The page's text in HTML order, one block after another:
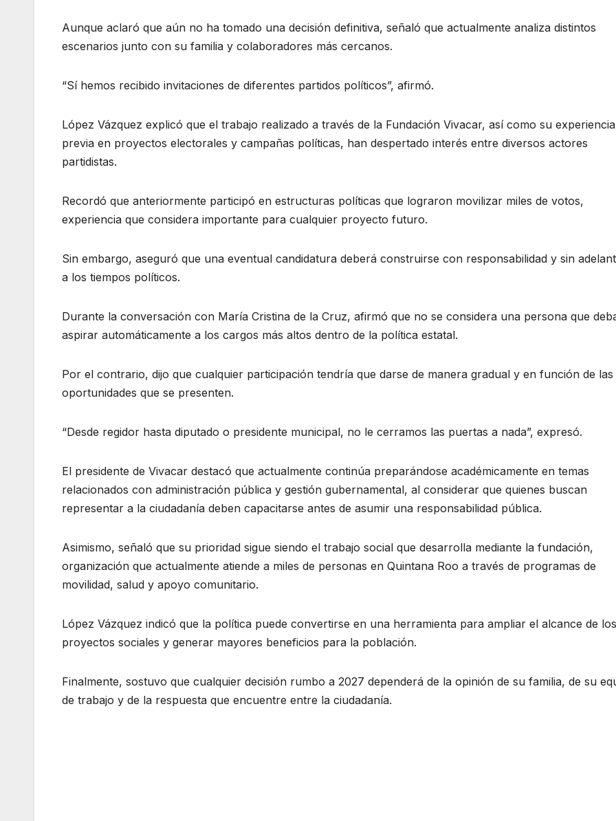
Aunque aclaró que aún no ha tomado una decisión definitiva, señaló que actualmente analiza distintos
escenarios junto con su familia y colaboradores más cercanos.
“Sí hemos recibido invitaciones de diferentes partidos políticos”, afirmó.
López Vázquez explicó que el trabajo realizado a través de la Fundación Vivacar, así como su experiencia
previa en proyectos electorales y campañas políticas, han despertado interés entre diversos actores
partidistas.
Recordó que anteriormente participó en estructuras políticas que lograron movilizar miles de votos,
experiencia que considera importante para cualquier proyecto futuro.
Sin embargo, aseguró que una eventual candidatura deberá construirse con responsabilidad y sin
a los tiempos políticos.
Durante la conversación con María Cristina de la Cruz, afirmó que no se considera una persona que
aspirar automáticamente a los cargos más altos dentro de la política estatal.
Por el contrario, dijo que cualquier participación tendría que darse de manera gradual y en función de las
oportunidades que se presenten.
“Desde regidor hasta diputado o presidente municipal, no le cerramos las puertas a nada”, expresó.
El presidente de Vivacar destacó que actualmente continúa preparándose académicamente en temas
relacionados con administración pública y gestión gubernamental, al considerar que quienes buscan
representar a la ciudadanía deben capacitarse antes de asumir una responsabilidad pública.
Asimismo, señaló que su prioridad sigue siendo el trabajo social que desarrolla mediante la fundación,
organización que actualmente atiende a miles de personas en Quintana Roo a través de programas de
movilidad, salud y apoyo comunitario.
López Vázquez indicó que la política puede convertirse en una herramienta para ampliar el alcance de los
proyectos sociales y generar mayores beneficios para la población.
Finalmente, sostuvo que cualquier decisión rumbo a 2027 dependerá de la opinión de su familia, de su
de trabajo y de la respuesta que encuentre entre la ciudadanía.